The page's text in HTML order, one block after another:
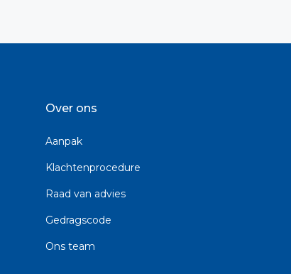
Over ons
Aanpak
Klachtenprocedure
Raad van advies
Gedragscode
Ons team